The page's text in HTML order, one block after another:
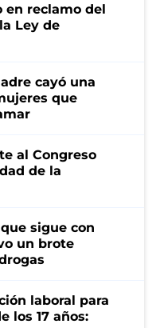
en reclamo del
Ley de
cayó una
que
al Congreso
de la
sigue con
un brote
laboral para
los 17 años: